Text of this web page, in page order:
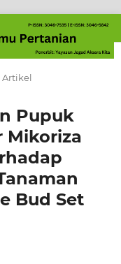
Artikel
Pupuk
Mikoriza
Bud Set